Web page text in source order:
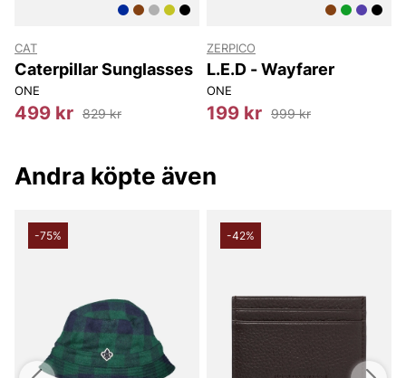
CAT
Caterpillar Sunglasses
ONE
499 kr 829 kr
ZERPICO
L.E.D - Wayfarer
ONE
199 kr 999 kr
Andra köpte även
-75% -42%